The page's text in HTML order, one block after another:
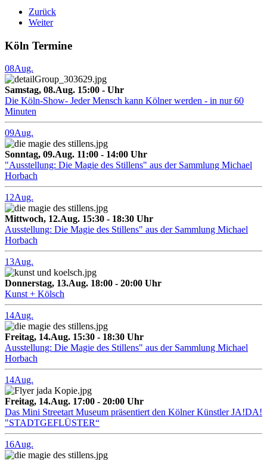
Zurück
Weiter
Köln Termine
08Aug.
Samstag, 08.Aug. 15:00 - Uhr
Die Köln-Show- Jeder Mensch kann Kölner werden - in nur 60
Minuten
09Aug.
Sonntag, 09.Aug. 11:00 - 14:00 Uhr
"Ausstellung: Die Magie des Stillens" aus der Sammlung Michael
Horbach
12Aug.
Mittwoch, 12.Aug. 15:30 - 18:30 Uhr
Ausstellung: Die Magie des Stillens" aus der Sammlung Michael
Horbach
13Aug.
Donnerstag, 13.Aug. 18:00 - 20:00 Uhr
Kunst + Kölsch
14Aug.
Freitag, 14.Aug. 15:30 - 18:30 Uhr
Ausstellung: Die Magie des Stillens" aus der Sammlung Michael
Horbach
14Aug.
Freitag, 14.Aug. 17:00 - 20:00 Uhr
Das Mini Streetart Museum präsentiert den Kölner Künstler JA!DA!
"STADTGEFLÜSTER“
16Aug.